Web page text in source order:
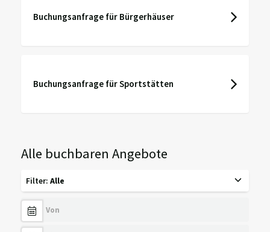
Buchungsanfrage für Bürgerhäuser
Buchungsanfrage für Sportstätten
Alle buchbaren Angebote
Filter: Alle